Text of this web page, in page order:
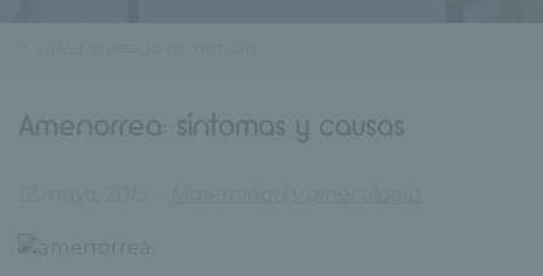
Amenorrea: síntomas y causas